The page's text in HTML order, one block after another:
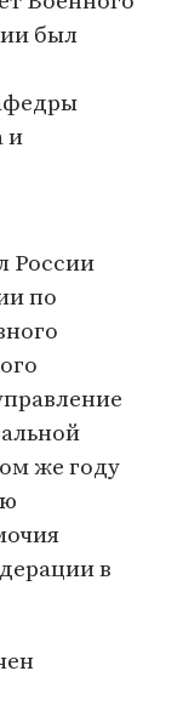
был
и
России
по
же году
в